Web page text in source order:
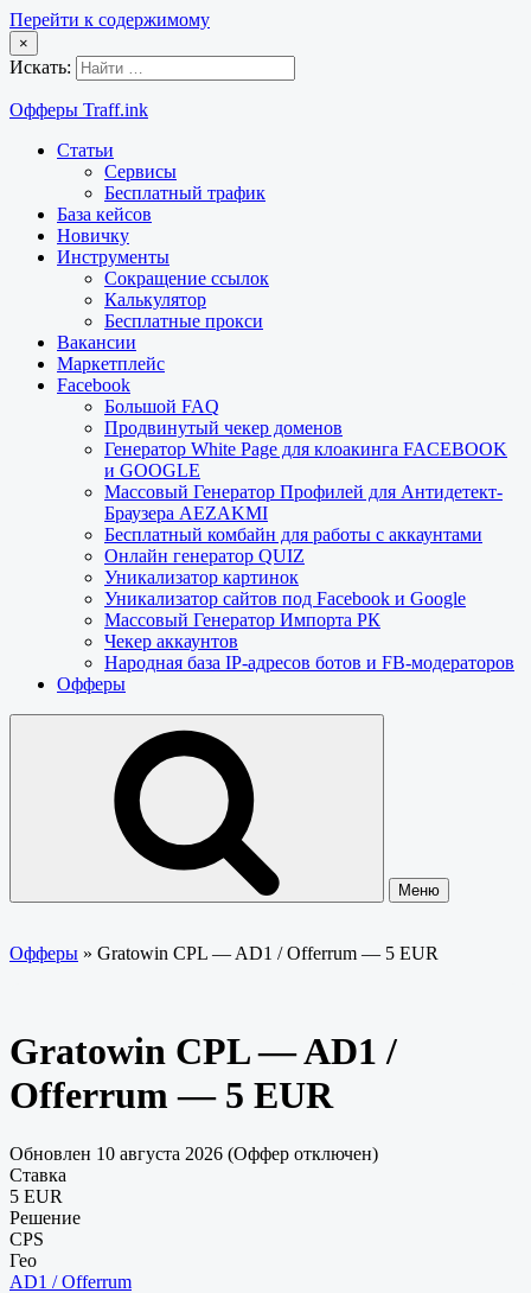
Перейти к содержимому
×
Искать:
Офферы Traff.ink
Статьи
Сервисы
Бесплатный трафик
База кейсов
Новичку
Инструменты
Сокращение ссылок
Калькулятор
Бесплатные прокси
Вакансии
Маркетплейс
Facebook
Большой FAQ
Продвинутый чекер доменов
Генератор White Page для клоакинга FACEBOOK
и GOOGLE
Массовый Генератор Профилей для Антидетект-
Браузера AEZAKMI
Бесплатный комбайн для работы с аккаунтами
Онлайн генератор QUIZ
Уникализатор картинок
Уникализатор сайтов под Facebook и Google
Массовый Генератор Импорта РК
Чекер аккаунтов
Народная база IP-адресов ботов и FB-модераторов
Офферы
Меню
Офферы » Gratowin CPL — AD1 / Offerrum — 5 EUR
Gratowin CPL — AD1 /
Offerrum — 5 EUR
Обновлен 10 августа 2026 (Оффер отключен)
Ставка
5 EUR
Решение
CPS
Гео
AD1 / Offerrum